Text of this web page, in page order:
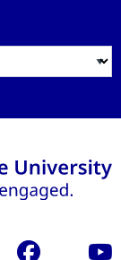
Facebook